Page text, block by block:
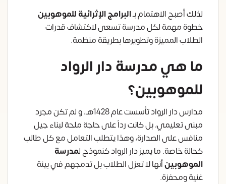
لذلك أصبح الاهتمام بـالبرامج الإثرائية للموهوبين
خطوة مهمة لكل مدرسة تسعى لاكتشاف قدرات
الطلاب المميزة وتطويرها بطريقة منظمة.
ما هي مدرسة دار الرواد
للموهوبين؟
مدارس دار الرواد تأسست عام 1428هـ، و لم تكن مجرد
مبنى تعليمي، بل كانت رداً على حاجة ملحة لبناء جيل
منافس على الصدارة، وهذا يتطلب التعامل مع كل طالب
كحالة خاصة. ما يميز دار الرواد كنموذج لمدرسة
الموهوبينأنها لا تعزل الطلاب بل تدمجهم في بيئة
غنية ومحفزة.